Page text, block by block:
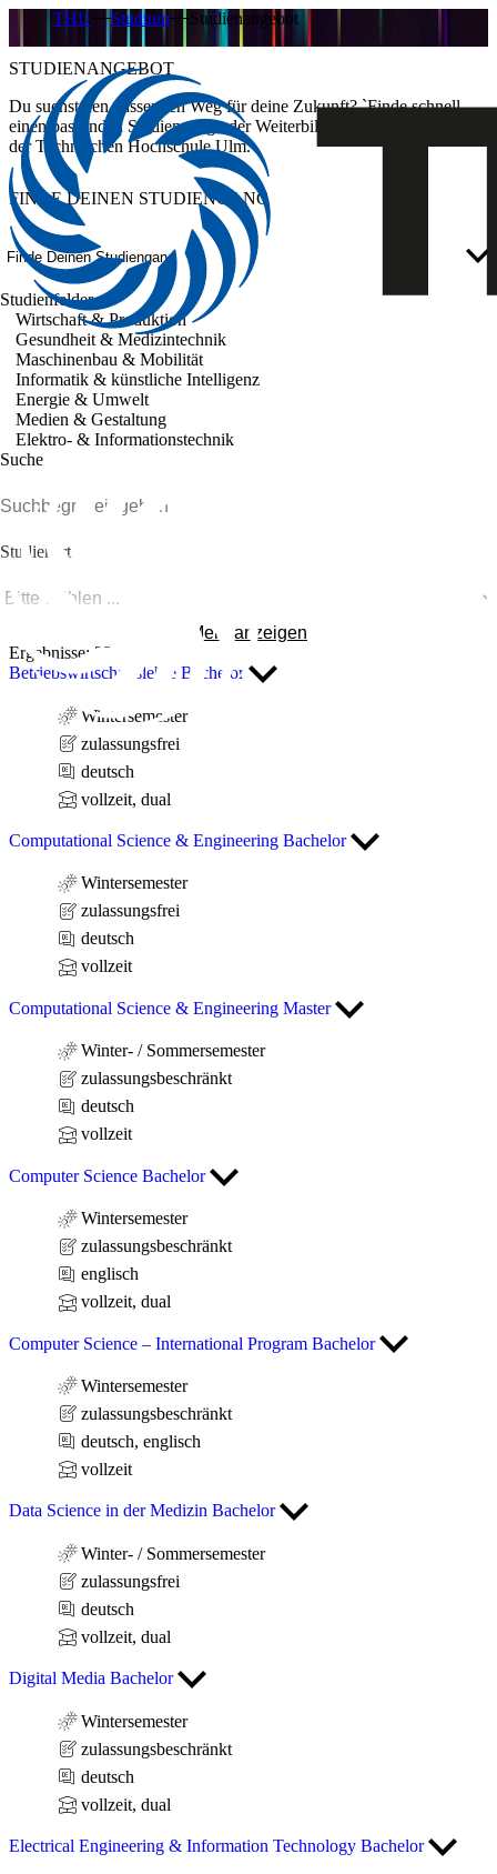
THU Studium Studienangebot
STUDIENANGEBOT
Du suchst den passenden Weg für deine Zukunft? `Finde schnell
einen passenden Studiengang oder Weiterbildungsmöglichkeiten an
der Technischen Hochschule Ulm.
FINDE DEINEN STUDIENGANG
Finde Deinen Studiengang
Studienfelder
Wirtschaft & Produktion
Gesundheit & Medizintechnik
Maschinenbau & Mobilität
Informatik & künstliche Intelligenz
Energie & Umwelt
Medien & Gestaltung
Elektro- & Informationstechnik
Suche
Studienart
Sprache
Studienbeginn
Filter anwenden
Filter zurücksetzen
nur zulassungsfreie Studiengänge
Mehr anzeigen
Ergebnisse: 32
Betriebswirtschaftslehre Bachelor
Wintersemester
zulassungsfrei
deutsch
vollzeit, dual
Computational Science & Engineering Bachelor
Wintersemester
zulassungsfrei
deutsch
vollzeit
Computational Science & Engineering Master
Winter- / Sommersemester
zulassungsbeschränkt
deutsch
vollzeit
Computer Science Bachelor
Wintersemester
zulassungsbeschränkt
englisch
vollzeit, dual
Computer Science – International Program Bachelor
Wintersemester
zulassungsbeschränkt
deutsch, englisch
vollzeit
Data Science in der Medizin Bachelor
Winter- / Sommersemester
zulassungsfrei
deutsch
vollzeit, dual
Digital Media Bachelor
Wintersemester
zulassungsbeschränkt
deutsch
vollzeit, dual
Electrical Engineering & Information Technology Bachelor